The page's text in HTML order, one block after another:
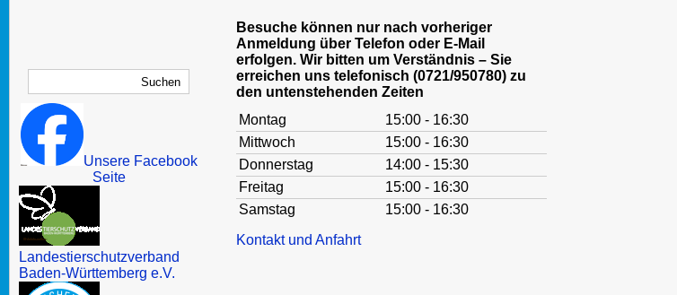
Unsere Facebook
Seite
Landestierschutzverband
Baden-Württemberg e.V.
Besuche können nur nach vorheriger
Anmeldung über Telefon oder E-Mail
erfolgen. Wir bitten um Verständnis – Sie
erreichen uns telefonisch (0721/950780) zu
den untenstehenden Zeiten
Montag
15:00 - 16:30
Mittwoch
15:00 - 16:30
Donnerstag
14:00 - 15:30
Freitag
15:00 - 16:30
Samstag
15:00 - 16:30
Kontakt und Anfahrt